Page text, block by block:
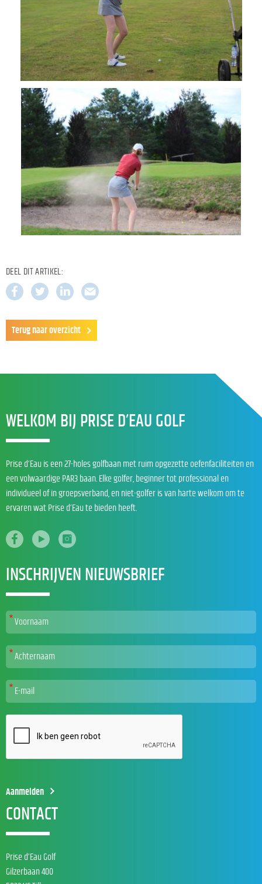
DEEL DIT ARTIKEL:
Terug naar overzicht
WELKOM BIJ PRISE D’EAU GOLF
Prise d’Eau is een 27-holes golfbaan met ruim opgezette oefenfaciliteiten en
een volwaardige PAR3 baan. Elke golfer, beginner tot professional en
individueel of in groepsverband, en niet-golfer is van harte welkom om te
ervaren wat Prise d’Eau te bieden heeft.
INSCHRIJVEN NIEUWSBRIEF
CONTACT
Prise d’Eau Golf
Gilzerbaan 400